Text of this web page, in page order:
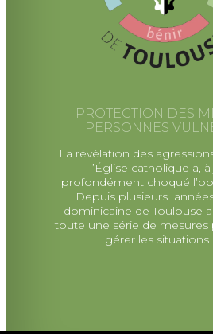
PROTECTION DES
PERSONNES
La révélation des
l’Église catholique a,
profondément choqué
Depuis plusieurs
dominicaine de Toulouse
toute une série de
gérer les situations